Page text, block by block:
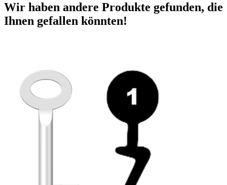
Wir haben andere Produkte gefunden, die
Ihnen gefallen könnten!